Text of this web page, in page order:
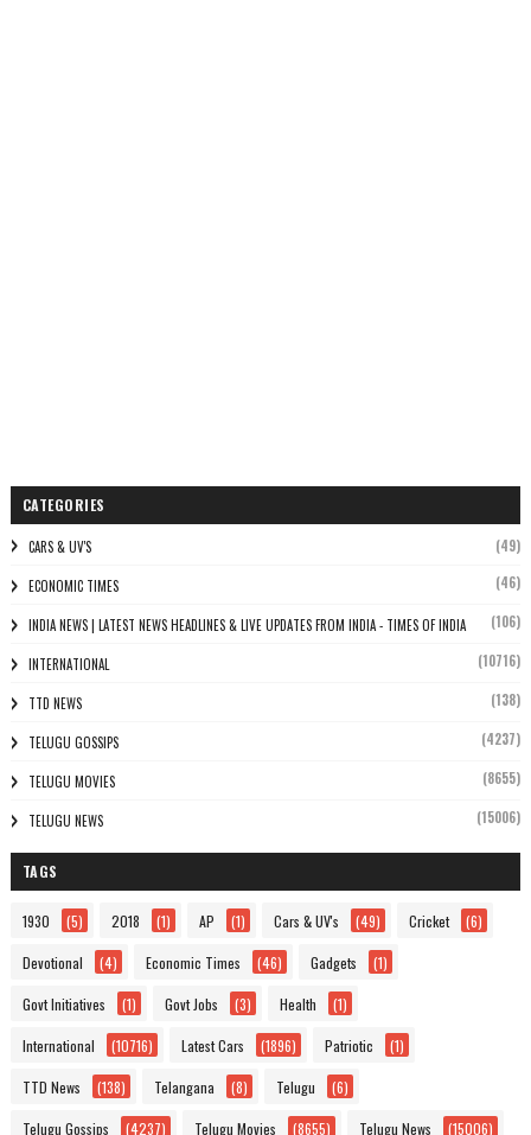
CATEGORIES
CARS & UV'S (49)
ECONOMIC TIMES (46)
INDIA NEWS | LATEST NEWS HEADLINES & LIVE UPDATES FROM INDIA - TIMES OF INDIA (106)
INTERNATIONAL (10716)
TTD NEWS (138)
TELUGU GOSSIPS (4237)
TELUGU MOVIES (8655)
TELUGU NEWS (15006)
TAGS
1930 (5) 2018 (1) AP (1) Cars & UV's (49) Cricket (6)
Devotional (4) Economic Times (46) Gadgets (1)
Govt Initiatives (1) Govt Jobs (3) Health (1)
International (10716) Latest Cars (1896) Patriotic (1)
TTD News (138) Telangana (8) Telugu (6)
Telugu Gossips (4237) Telugu Movies (8655) Telugu News (15006)